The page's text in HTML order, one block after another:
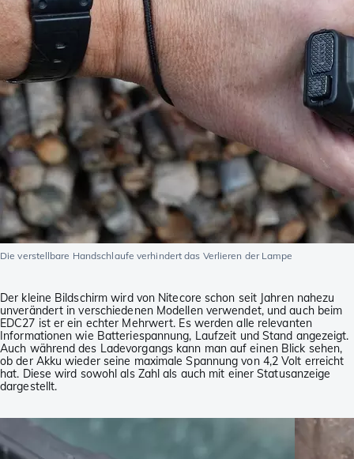
Die verstellbare Handschlaufe verhindert das Verlieren der Lampe
Der kleine Bildschirm wird von Nitecore schon seit Jahren nahezu
unverändert in verschiedenen Modellen verwendet, und auch beim
EDC27 ist er ein echter Mehrwert. Es werden alle relevanten
Informationen wie Batteriespannung, Laufzeit und Stand angezeigt.
Auch während des Ladevorgangs kann man auf einen Blick sehen,
ob der Akku wieder seine maximale Spannung von 4,2 Volt erreicht
hat. Diese wird sowohl als Zahl als auch mit einer Statusanzeige
dargestellt.